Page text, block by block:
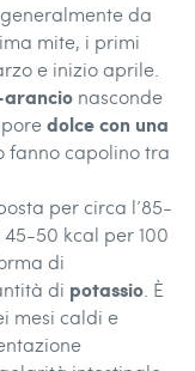
da
mite, i primi
e inizio aprile.
nasconde
dolce con una
fanno capolino tra
per circa l’85-
45-50 kcal per 100
di
di potassio. È
mesi caldi e